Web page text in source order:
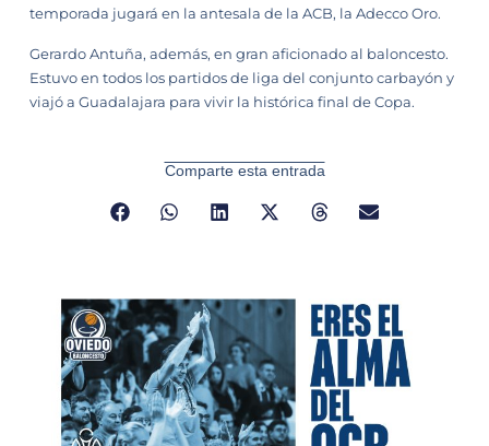
temporada jugará en la antesala de la ACB, la Adecco Oro.
Gerardo Antuña, además, en gran aficionado al baloncesto.
Estuvo en todos los partidos de liga del conjunto carbayón y
viajó a Guadalajara para vivir la histórica final de Copa.
Comparte esta entrada